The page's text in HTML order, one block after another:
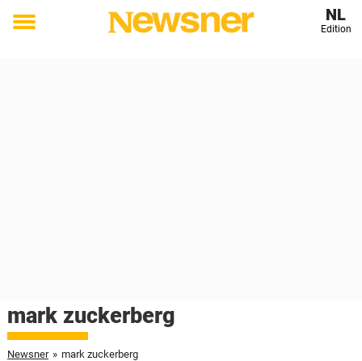
Toggle
NL
Edition
mark zuckerberg
Newsner » mark zuckerberg